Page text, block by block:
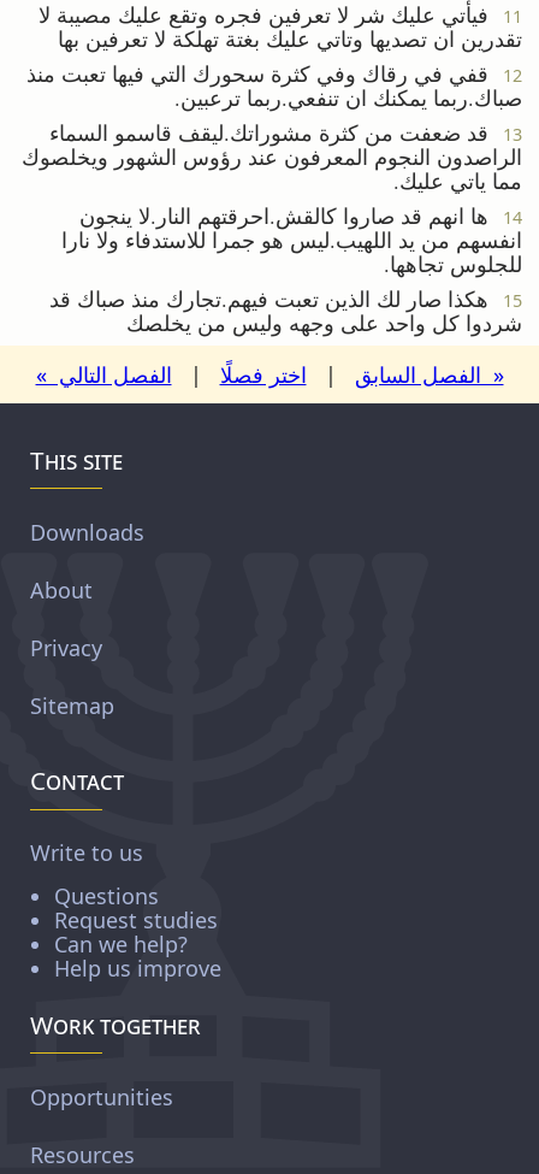
11
فيأتي عليك شر لا تعرفين فجره وتقع عليك مصيبة لا
تقدرين ان تصديها وتاتي عليك بغتة تهلكة لا تعرفين بها
12
قفي في رقاك وفي كثرة سحورك التي فيها تعبت منذ
صباك.ربما يمكنك ان تنفعي.ربما ترعبين.
13
قد ضعفت من كثرة مشوراتك.ليقف قاسمو السماء
الراصدون النجوم المعرفون عند رؤوس الشهور ويخلصوك
مما ياتي عليك.
14
ها انهم قد صاروا كالقش.احرقتهم النار.لا ينجون
انفسهم من يد اللهيب.ليس هو جمرا للاستدفاء ولا نارا
للجلوس تجاهها.
15
هكذا صار لك الذين تعبت فيهم.تجارك منذ صباك قد
شردوا كل واحد على وجهه وليس من يخلصك
« الفصل السابق | اختر فصلًا | الفصل التالي »
This site
Downloads
About
Privacy
Sitemap
Contact
Write to us
Questions
Request studies
Can we help?
Help us improve
Work together
Opportunities
Resources